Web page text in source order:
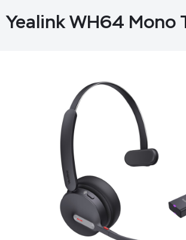
Yealink WH64 Mono